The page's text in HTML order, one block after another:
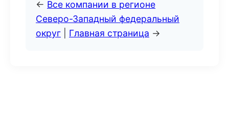
← Все компании в регионе
Северо-Западный федеральный
округ
Главная страница →